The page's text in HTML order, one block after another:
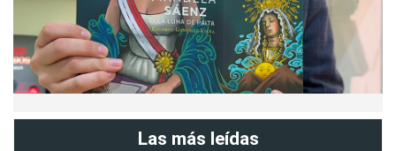
Las más leídas